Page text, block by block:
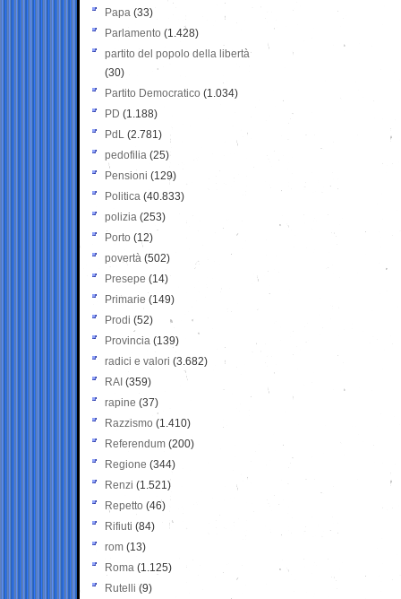
Papa (33)
Parlamento (1.428)
partito del popolo della libertà
(30)
Partito Democratico (1.034)
PD (1.188)
PdL (2.781)
pedofilia (25)
Pensioni (129)
Politica (40.833)
polizia (253)
Porto (12)
povertà (502)
Presepe (14)
Primarie (149)
Prodi (52)
Provincia (139)
radici e valori (3.682)
RAI (359)
rapine (37)
Razzismo (1.410)
Referendum (200)
Regione (344)
Renzi (1.521)
Repetto (46)
Rifiuti (84)
rom (13)
Roma (1.125)
Rutelli (9)